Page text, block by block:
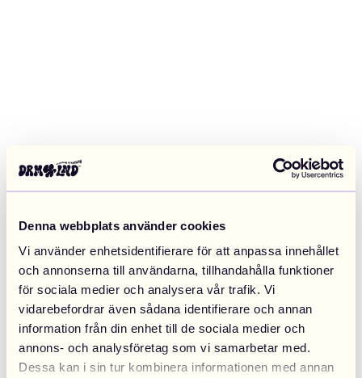
Denna webbplats använder cookies
Vi använder enhetsidentifierare för att anpassa innehållet
och annonserna till användarna, tillhandahålla funktioner
för sociala medier och analysera vår trafik. Vi
vidarebefordrar även sådana identifierare och annan
information från din enhet till de sociala medier och
annons- och analysföretag som vi samarbetar med.
Dessa kan i sin tur kombinera informationen med annan
Application error: a client-side exception has occurred (see the
browser console for more information).